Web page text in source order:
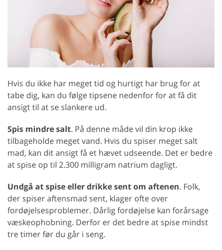
Hvis du ikke har meget tid og hurtigt har brug for at
tabe dig, kan du følge tipsene nedenfor for at få dit
ansigt til at se slankere ud.
Spis mindre salt. På denne måde vil din krop ikke
tilbageholde meget vand. Hvis du spiser meget salt
mad, kan dit ansigt få et hævet udseende. Det er bedre
at spise op til 2.300 milligram natrium dagligt.
Undgå at spise eller drikke sent om aftenen. Folk,
der spiser aftensmad sent, klager ofte over
fordøjelsesproblemer. Dårlig fordøjelse kan forårsage
væskeophobning. Derfor er det bedre at spise mindst
tre timer før du går i seng.